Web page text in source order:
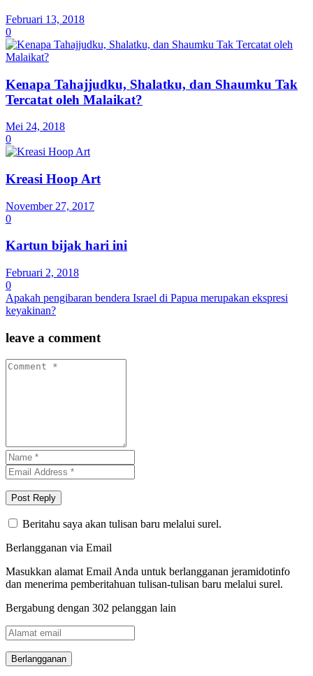
Februari 13, 2018
0
Kenapa Tahajjudku, Shalatku, dan Shaumku Tak
Tercatat oleh Malaikat?
Mei 24, 2018
0
Kreasi Hoop Art
November 27, 2017
0
Kartun bijak hari ini
Februari 2, 2018
0
Apakah pengibaran bendera Israel di Papua merupakan ekspresi
keyakinan?
leave a comment
Beritahu saya akan tulisan baru melalui surel.
Berlangganan via Email
Masukkan alamat Email Anda untuk berlangganan jeramidotinfo
dan menerima pemberitahuan tulisan-tulisan baru melalui surel.
Bergabung dengan 302 pelanggan lain
Alamat
email